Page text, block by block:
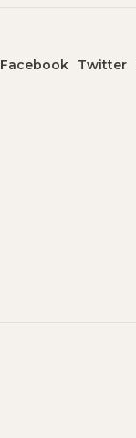
Facebook Twitter